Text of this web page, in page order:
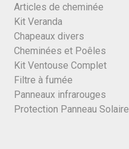
Articles de cheminée
Kit Veranda
Chapeaux divers
Cheminées et Poêles
Kit Ventouse Complet
Filtre à fumée
Panneaux infrarouges
Protection Panneau Solaire